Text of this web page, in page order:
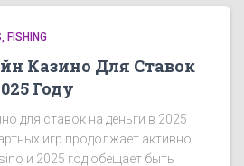
FISHING
Казино Для Ставок
Году
для ставок на деньги в 2025
игр продолжает активно
и 2025 год обещает быть